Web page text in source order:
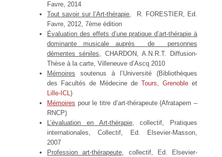
Favre, 2014
Tout savoir sur l’Art-thérapie, R. FORESTIER, Ed.
Favre, 2012, 7ème édition
Évaluation des effets d’une pratique d’art-thérapie à
dominante musicale auprès de personnes
démentes séniles, CHARDON, A.N.R.T. Diffusion-
Thèse à la carte, Villeneuve d’Ascq 2010
Mémoires soutenus à l’Université (Bibliothèques
des Facultés de Médecine de Tours, Grenoble et
Lille-ICL)
Mémoires pour le titre d’art-thérapeute (Afratapem –
RNCP)
L’évaluation en Art-thérapie, collectif, Pratiques
internationales, Collectif, Ed. Elsevier-Masson,
2007
Profession art-thérapeute, collectif, Ed. Elsevier-